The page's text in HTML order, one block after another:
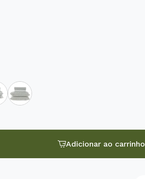
Adicionar ao carrinho